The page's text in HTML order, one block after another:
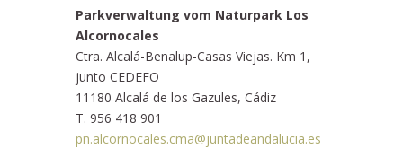
Parkverwaltung vom Naturpark Los
Alcornocales
Ctra. Alcalá-Benalup-Casas Viejas. Km 1,
junto CEDEFO
11180 Alcalá de los Gazules, Cádiz
T. 956 418 901
pn.alcornocales.cma@juntadeandalucia.es